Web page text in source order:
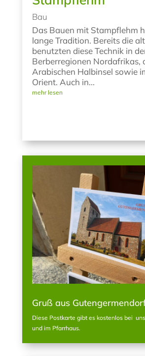
Bau
Das Bauen mit Stampflehm
lange Tradition. Bereits die
benutzten diese Technik in
Berberregionen Nordafrikas,
Arabischen Halbinsel sowie
Orient. Auch in...
mehr lesen
Gruß aus
Diese Postkarte gibt es kostenlos bei
und im Pfarrhaus.